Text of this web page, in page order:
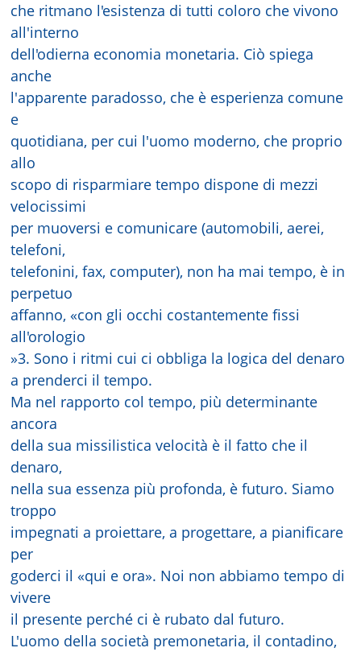
che ritmano l'esistenza di tutti coloro che vivono
all'interno
dell'odierna economia monetaria. Ciò spiega
anche
l'apparente paradosso, che è esperienza comune
e
quotidiana, per cui l'uomo moderno, che proprio
allo
scopo di risparmiare tempo dispone di mezzi
velocissimi
per muoversi e comunicare (automobili, aerei,
telefoni,
telefonini, fax, computer), non ha mai tempo, è in
perpetuo
affanno, «con gli occhi costantemente fissi
all'orologio
»3. Sono i ritmi cui ci obbliga la logica del denaro
a prenderci il tempo.
Ma nel rapporto col tempo, più determinante
ancora
della sua missilistica velocità è il fatto che il
denaro,
nella sua essenza più profonda, è futuro. Siamo
troppo
impegnati a proiettare, a progettare, a pianificare
per
goderci il «qui e ora». Noi non abbiamo tempo di
vivere
il presente perché ci è rubato dal futuro.
L'uomo della società premonetaria, il contadino,